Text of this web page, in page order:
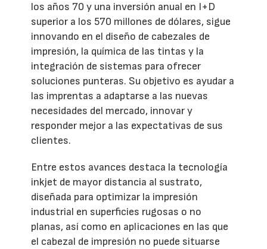
los años 70 y una inversión anual en I+D
superior a los 570 millones de dólares, sigue
innovando en el diseño de cabezales de
impresión, la química de las tintas y la
integración de sistemas para ofrecer
soluciones punteras. Su objetivo es ayudar a
las imprentas a adaptarse a las nuevas
necesidades del mercado, innovar y
responder mejor a las expectativas de sus
clientes.
Entre estos avances destaca la tecnología
inkjet de mayor distancia al sustrato,
diseñada para optimizar la impresión
industrial en superficies rugosas o no
planas, así como en aplicaciones en las que
el cabezal de impresión no puede situarse